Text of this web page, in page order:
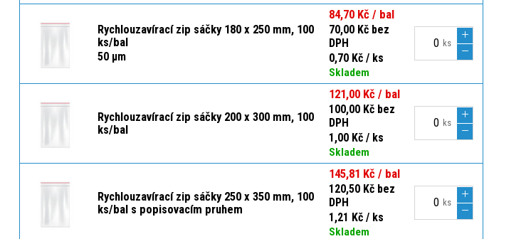
Rychlouzavírací zip sáčky 180 x 250 mm, 100
ks/bal
50 μm
84,70 Kč / bal
70,00 Kč bez
DPH
0,70 Kč / ks
Skladem
ks
Rychlouzavírací zip sáčky 200 x 300 mm, 100
ks/bal
121,00 Kč / bal
100,00 Kč bez
DPH
1,00 Kč / ks
Skladem
ks
Rychlouzavírací zip sáčky 250 x 350 mm, 100
ks/bal s popisovacím pruhem
145,81 Kč / bal
120,50 Kč bez
DPH
1,21 Kč / ks
Skladem
ks